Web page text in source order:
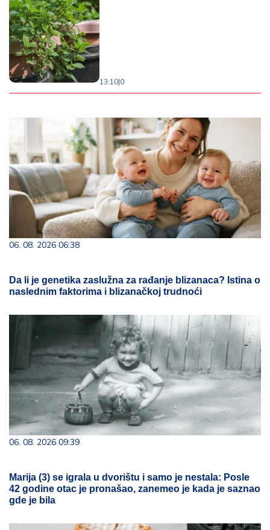
13:10|0
06. 08. 2026 06:38
Da li je genetika zaslužna za rađanje blizanaca? Istina o
naslednim faktorima i blizanačkoj trudnoći
06. 08. 2026 09:39
Marija (3) se igrala u dvorištu i samo je nestala: Posle
42 godine otac je pronašao, zanemeo je kada je saznao
gde je bila